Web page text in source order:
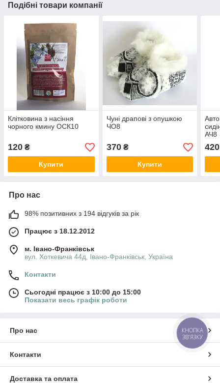
Подібні товари компанії
Клітковина з насіння
чорного кмину ОСК10
120 ₴
Купити
Чуні драпові з опушкою
ЧО8
370₴
Купити
АЧ8
420
Про нас
98% позитивних з 194 відгуків за рік
Працює з 18.12.2012
м. Івано-Франківськ
вул. Хоткевича 44д, Івано-Франківськ, Україна
Контакти
Сьогодні працює з 10:00 до 15:00
Показати весь графік роботи
Про нас
Контакти
Доставка та оплата
КНОПКА
ЗВ'ЯЗКУ